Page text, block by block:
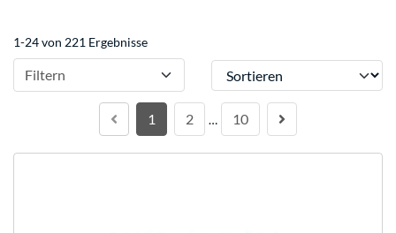
1-24 von 221 Ergebnisse
Filtern Sortieren
1 2 … 10